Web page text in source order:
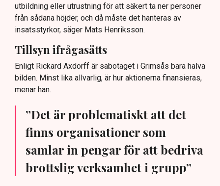
utbildning eller utrustning för att säkert ta ner personer
från sådana höjder, och då måste det hanteras av
insatsstyrkor, säger Mats Henriksson.
Tillsyn ifrågasätts
Enligt Rickard Axdorff är sabotaget i Grimsås bara halva
bilden. Minst lika allvarlig, är hur aktionerna finansieras,
menar han.
”Det är problematiskt att det
finns organisationer som
samlar in pengar för att bedriva
brottslig verksamhet i grupp”